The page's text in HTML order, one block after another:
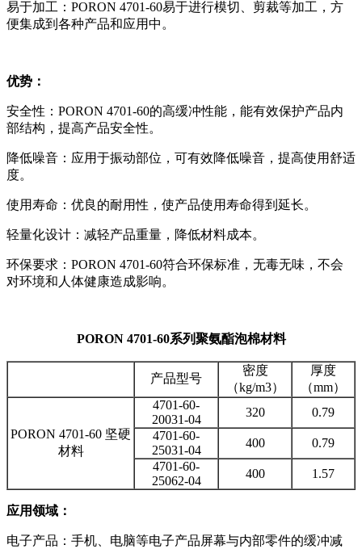
易于加工：PORON 4701-60易于进行模切、剪裁等加工，方
便集成到各种产品和应用中。
优势：
安全性：PORON 4701-60的高缓冲性能，能有效保护产品内
部结构，提高产品安全性。
降低噪音：应用于振动部位，可有效降低噪音，提高使用舒适
度。
使用寿命：优良的耐用性，使产品使用寿命得到延长。
轻量化设计：减轻产品重量，降低材料成本。
环保要求：PORON 4701-60符合环保标准，无毒无味，不会
对环境和人体健康造成影响。
PORON 4701-60系列聚氨酯泡棉材料
产品型号
密度
（kg/m3）
厚度
（mm）
PORON 4701-60 坚硬
材料
4701-60-
20031-04
320
0.79
4701-60-
25031-04
400
0.79
4701-60-
25062-04
400 1.57
应用领域：
电子产品：手机、电脑等电子产品屏幕与内部零件的缓冲减